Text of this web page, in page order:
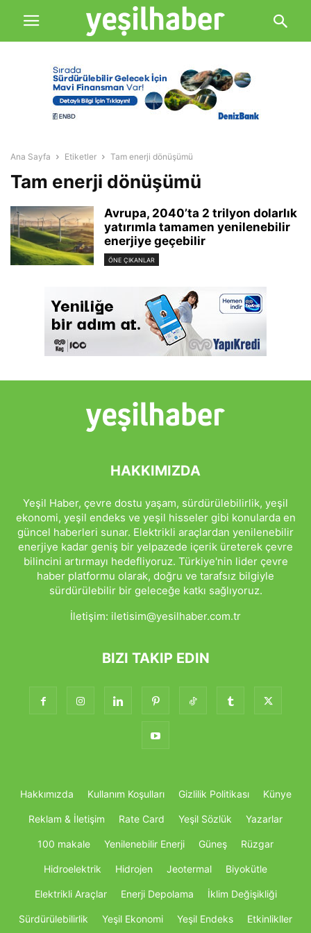
Ana Sayfa Etiketler Tam enerji dönüşümü
Tam enerji dönüşümü
Avrupa, 2040’ta 2 trilyon dolarlık
yatırımla tamamen yenilenebilir
enerjiye geçebilir
ÖNE ÇIKANLAR
HAKKIMIZDA
Yeşil Haber, çevre dostu yaşam, sürdürülebilirlik, yeşil
ekonomi, yeşil endeks ve yeşil hisseler gibi konularda en
güncel haberleri sunar. Elektrikli araçlardan yenilenebilir
enerjiye kadar geniş bir yelpazede içerik üreterek çevre
bilincini artırmayı hedefliyoruz. Türkiye'nin lider çevre
haber platformu olarak, doğru ve tarafsız bilgiyle
sürdürülebilir bir geleceğe katkı sağlıyoruz.
İletişim: iletisim@yesilhaber.com.tr
BIZI TAKIP EDIN
Hakkımızda Kullanım Koşulları Gizlilik Politikası Künye
Reklam & İletişim Rate Card Yeşil Sözlük Yazarlar
100 makale Yenilenebilir Enerji Güneş Rüzgar
Hidroelektrik Hidrojen Jeotermal Biyokütle
Elektrikli Araçlar Enerji Depolama İklim Değişikliği
Sürdürülebilirlik Yeşil Ekonomi Yeşil Endeks Etkinlikller